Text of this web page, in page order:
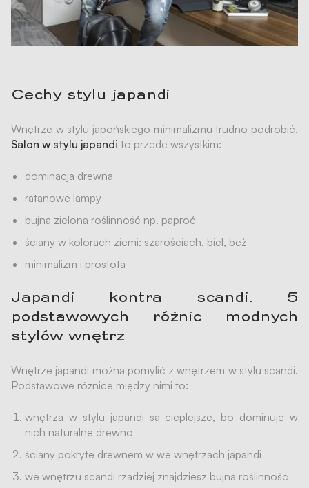
Cechy stylu japandi
Wnętrze w stylu japońskiego minimalizmu trudno podrobić.
Salon w stylu japandi to przede wszystkim:
dominacja drewna
ratanowe lampy
bujna zielona roślinność np. paproć
ściany w kolorach ziemi: szarościach, biel, beż
minimalizm i prostota
Japandi kontra scandi. 5
podstawowych różnic modnych
stylów wnętrz
Wnętrze japandi można pomylić z wnętrzem w stylu scandi.
Podstawowe różnice między nimi to:
wnętrza w stylu japandi są cieplejsze, bo dominuje w
nich naturalne drewno
ściany pokryte drewnem w we wnętrzach japandi
we wnętrzu scandi rzadziej znajdziesz bujną roślinność